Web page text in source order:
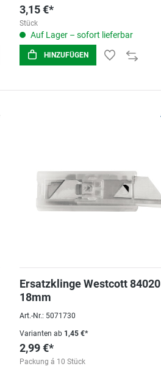
3,15 €*
Stück
Auf Lager – sofort lieferbar
HINZUFÜGEN
Ersatzklinge Westcott 84020
18mm
Art.-Nr.: 5071730
Varianten ab1,45 €*
2,99 €*
Packung á 10 Stück